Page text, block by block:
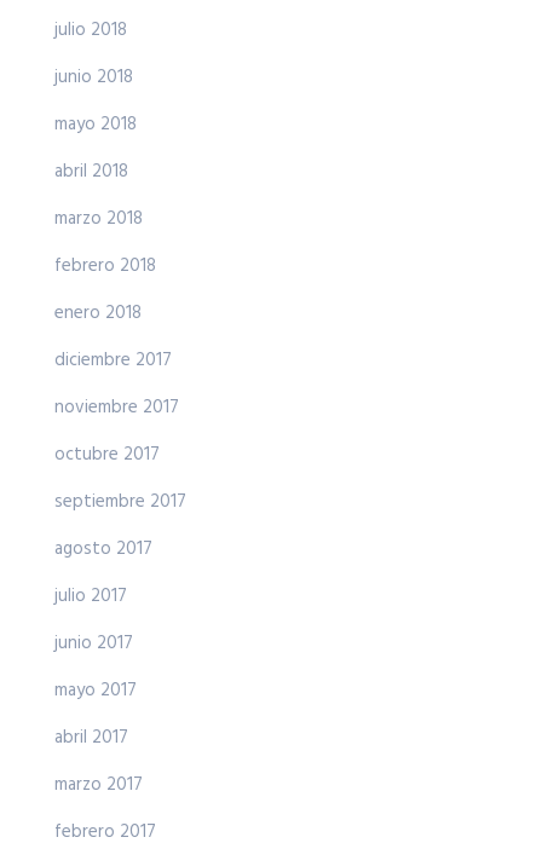
julio 2018
junio 2018
mayo 2018
abril 2018
marzo 2018
febrero 2018
enero 2018
diciembre 2017
noviembre 2017
octubre 2017
septiembre 2017
agosto 2017
julio 2017
junio 2017
mayo 2017
abril 2017
marzo 2017
febrero 2017